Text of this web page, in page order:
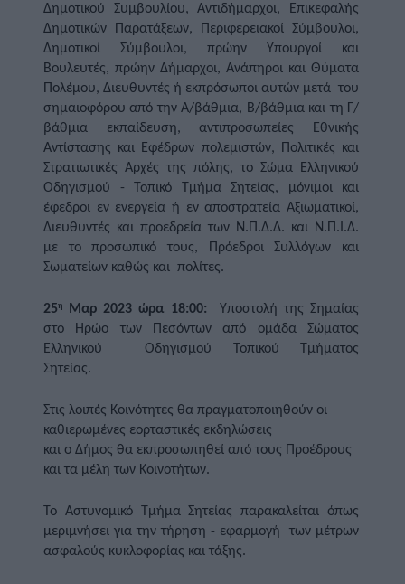
Δημοτικού Συμβουλίου, Αντιδήμαρχοι, Επικεφαλής
Δημοτικών Παρατάξεων, Περιφερειακοί Σύμβουλοι,
Δημοτικοί Σύμβουλοι, πρώην Υπουργοί και
Βουλευτές, πρώην Δήμαρχοι, Ανάπηροι και Θύματα
Πολέμου, Διευθυντές ή εκπρόσωποι αυτών μετά  του
σημαιοφόρου από την Α/βάθμια, Β/βάθμια και τη Γ/
βάθμια εκπαίδευση, αντιπροσωπείες Εθνικής
Αντίστασης και Εφέδρων πολεμιστών, Πολιτικές και
Στρατιωτικές Αρχές της πόλης, το Σώμα Ελληνικού
Οδηγισμού - Τοπικό Τμήμα Σητείας, μόνιμοι και
έφεδροι εν ενεργεία ή εν αποστρατεία Αξιωματικοί,
Διευθυντές και προεδρεία των Ν.Π.Δ.Δ. και Ν.Π.Ι.Δ.
με το προσωπικό τους, Πρόεδροι Συλλόγων και
Σωματείων καθώς και  πολίτες.
25η Μαρ 2023 ώρα 18:00: Υποστολή της Σημαίας
στο Ηρώο των Πεσόντων από ομάδα Σώματος
Ελληνικού  Οδηγισμού Τοπικού Τμήματος
Σητείας.
Στις λοιπές Κοινότητες θα πραγματοποιηθούν οι
καθιερωμένες εορταστικές εκδηλώσεις
και ο Δήμος θα εκπροσωπηθεί από τους Προέδρους
και τα μέλη των Κοινοτήτων.
Το Αστυνομικό Τμήμα Σητείας παρακαλείται όπως
μεριμνήσει για την τήρηση - εφαρμογή  των μέτρων
ασφαλούς κυκλοφορίας και τάξης.